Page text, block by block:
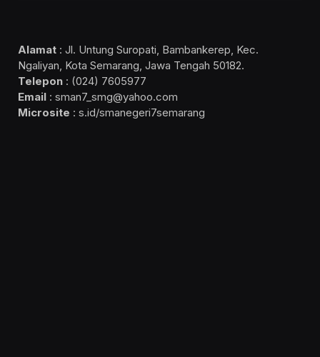
Alamat : Jl. Untung Suropati, Bambankerep, Kec.
Ngaliyan, Kota Semarang, Jawa Tengah 50182.
Telepon : (024) 7605977
Email : sman7_smg@yahoo.com
Microsite : s.id/smanegeri7semarang